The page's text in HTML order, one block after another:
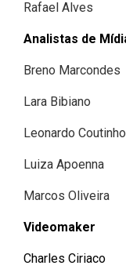
2ª Companhia de
Guarda (2ª CPG)
Departamento de
Rafael Alves
Analistas de
Breno Marcondes
Lara Bibiano
Leonardo Coutinho
Luiza Apoenna
Marcos Oliveira
Videomaker
Charles Ciriaco